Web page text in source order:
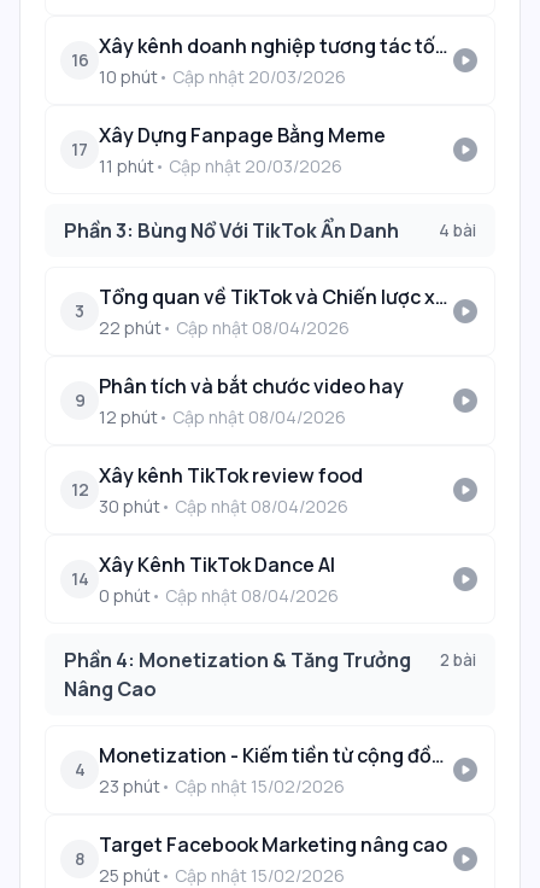
16
Xây kênh doanh nghiệp tương tác tốt 2026
10 phút• Cập nhật 20/03/2026
play_circle
17
Xây Dựng Fanpage Bằng Meme
11 phút• Cập nhật 20/03/2026
play_circle
Phần 3: Bùng Nổ Với TikTok Ẩn Danh 4 bài
3
Tổng quan về TikTok và Chiến lược xây kênh
22 phút• Cập nhật 08/04/2026
play_circle
9
Phân tích và bắt chước video hay
12 phút• Cập nhật 08/04/2026
play_circle
12
Xây kênh TikTok review food
30 phút• Cập nhật 08/04/2026
play_circle
14
Xây Kênh TikTok Dance AI
0 phút• Cập nhật 08/04/2026
play_circle
Phần 4: Monetization & Tăng Trưởng
Nâng Cao
2 bài
4
Monetization - Kiếm tiền từ cộng đồng
23 phút• Cập nhật 15/02/2026
play_circle
8
Target Facebook Marketing nâng cao
25 phút• Cập nhật 15/02/2026
play_circle